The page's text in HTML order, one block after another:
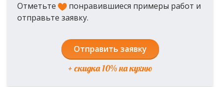
Отметьте
понравившиеся примеры работ и
отправьте заявку.
Отправить заявку
+ скидка 10% на кухню